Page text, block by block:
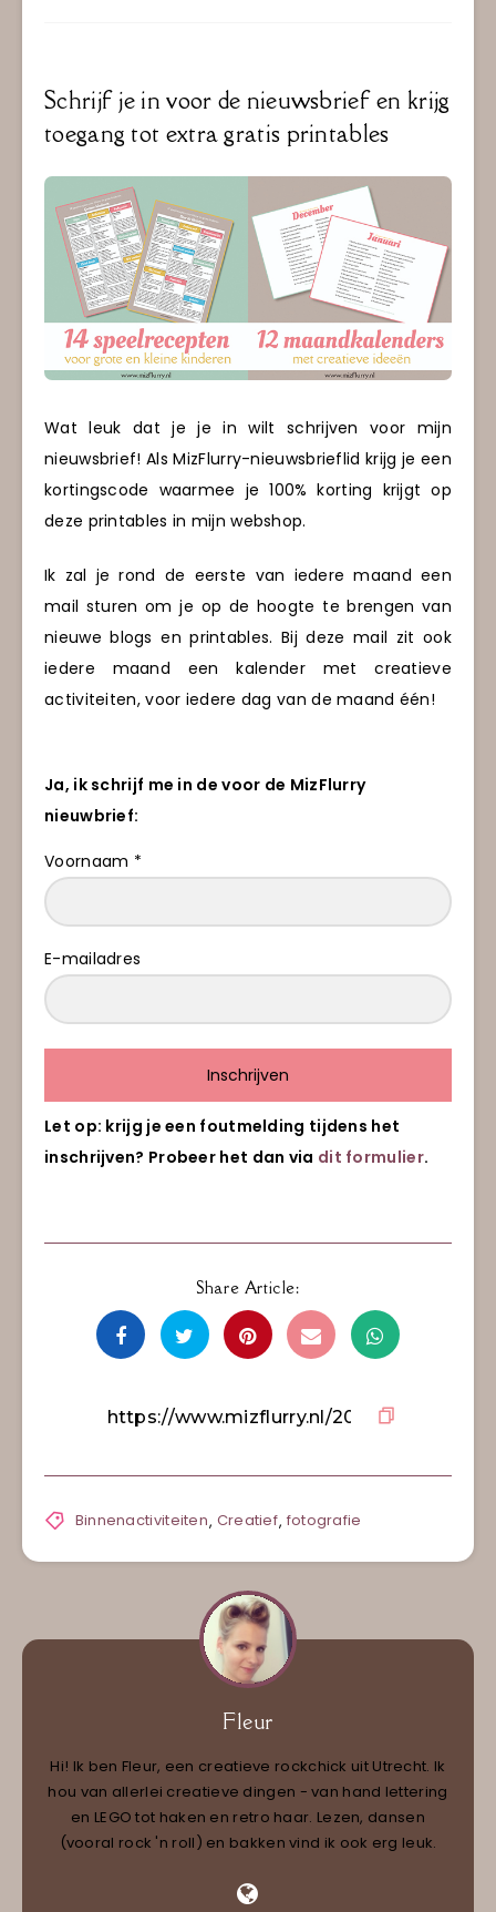
Schrijf je in voor de nieuwsbrief en krijg
toegang tot extra gratis printables
Wat leuk dat je je in wilt schrijven voor mijn
nieuwsbrief! Als MizFlurry-nieuwsbrieflid krijg je een
kortingscode waarmee je 100% korting krijgt op
deze printables in mijn webshop.
Ik zal je rond de eerste van iedere maand een
mail sturen om je op de hoogte te brengen van
nieuwe blogs en printables. Bij deze mail zit ook
iedere maand een kalender met creatieve
activiteiten, voor iedere dag van de maand één!
Ja, ik schrijf me in de voor de MizFlurry
nieuwbrief:
Voornaam *
E-mailadres
Inschrijven
Let op: krijg je een foutmelding tijdens het
inschrijven? Probeer het dan via dit formulier.
Share Article:
Binnenactiviteiten, Creatief, fotografie
Fleur
Hi! Ik ben Fleur, een creatieve rockchick uit Utrecht. Ik
hou van allerlei creatieve dingen - van hand lettering
en LEGO tot haken en retro haar. Lezen, dansen
(vooral rock 'n roll) en bakken vind ik ook erg leuk.